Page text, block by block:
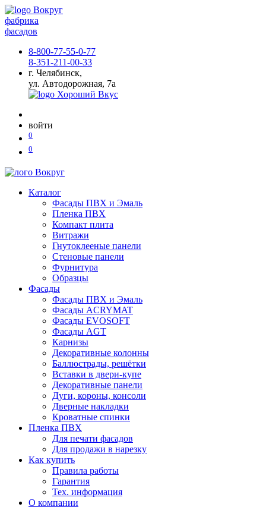
фабрика
фасадов
8-800-77-55-0-77
8-351-211-00-33
г. Челябинск,
ул. Автодорожная, 7а
войти
0
0
Каталог
Фасады ПВХ и Эмаль
Пленка ПВХ
Компакт плита
Витражи
Гнутоклееные панели
Стеновые панели
Фурнитура
Образцы
Фасады
Фасады ПВХ и Эмаль
Фасады ACRYMAT
Фасады EVOSOFT
Фасады AGT
Карнизы
Декоративные колонны
Баллюстрады, решётки
Вставки в двери-купе
Декоративные панели
Дуги, короны, консоли
Дверные накладки
Кроватные спинки
Пленка ПВХ
Для печати фасадов
Для продажи в нарезку
Как купить
Правила работы
Гарантия
Тех. информация
О компании